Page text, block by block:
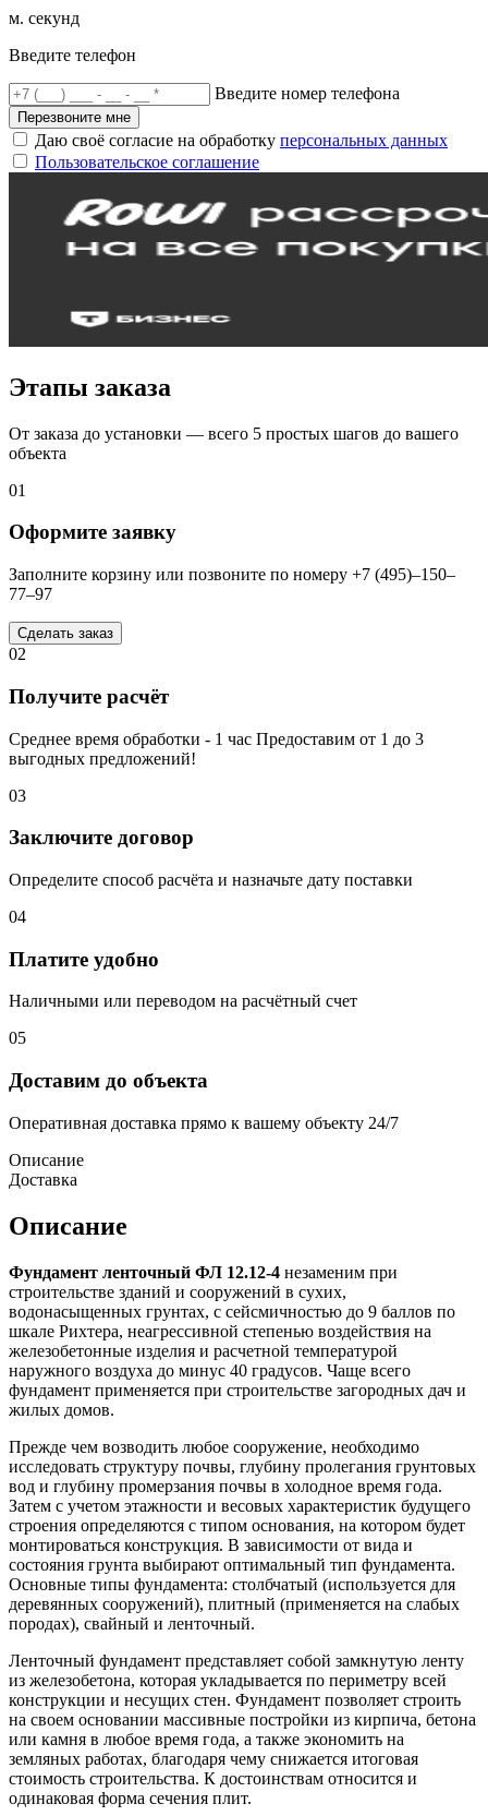
м. секунд
Введите телефон
Введите номер телефона
Перезвоните мне
Даю своё согласие на обработку персональных данных
Пользовательское соглашение
Этапы заказа
От заказа до установки — всего 5 простых шагов до вашего
объекта
01
Оформите заявку
Заполните корзину или позвоните по номеру +7 (495)–150–
77–97
Сделать заказ
02
Получите расчёт
Среднее время обработки - 1 час Предоставим от 1 до 3
выгодных предложений!
03
Заключите договор
Определите способ расчёта и назначьте дату поставки
04
Платите удобно
Наличными или переводом на расчётный счет
05
Доставим до объекта
Оперативная доставка прямо к вашему объекту 24/7
Описание
Доставка
Описание
Фундамент ленточный ФЛ 12.12-4 незаменим при
строительстве зданий и сооружений в сухих,
водонасыщенных грунтах, с сейсмичностью до 9 баллов по
шкале Рихтера, неагрессивной степенью воздействия на
железобетонные изделия и расчетной температурой
наружного воздуха до минус 40 градусов. Чаще всего
фундамент применяется при строительстве загородных дач и
жилых домов.
Прежде чем возводить любое сооружение, необходимо
исследовать структуру почвы, глубину пролегания грунтовых
вод и глубину промерзания почвы в холодное время года.
Затем с учетом этажности и весовых характеристик будущего
строения определяются с типом основания, на котором будет
монтироваться конструкция. В зависимости от вида и
состояния грунта выбирают оптимальный тип фундамента.
Основные типы фундамента: столбчатый (используется для
деревянных сооружений), плитный (применяется на слабых
породах), свайный и ленточный.
Ленточный фундамент представляет собой замкнутую ленту
из железобетона, которая укладывается по периметру всей
конструкции и несущих стен. Фундамент позволяет строить
на своем основании массивные постройки из кирпича, бетона
или камня в любое время года, а также экономить на
земляных работах, благодаря чему снижается итоговая
стоимость строительства. К достоинствам относится и
одинаковая форма сечения плит.